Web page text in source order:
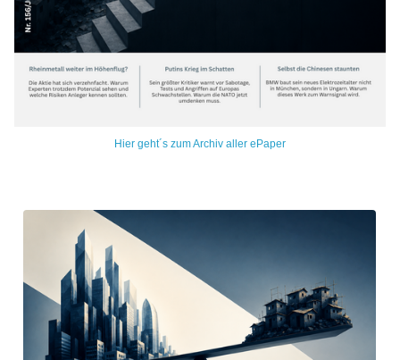
Hier geht´s zum Archiv aller ePaper